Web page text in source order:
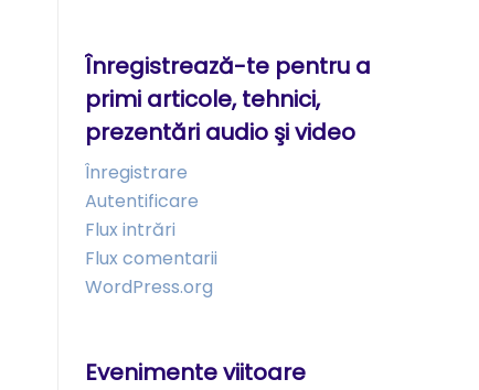
Înregistrează-te pentru a
primi articole, tehnici,
prezentări audio şi video
Înregistrare
Autentificare
Flux intrări
Flux comentarii
WordPress.org
Evenimente viitoare